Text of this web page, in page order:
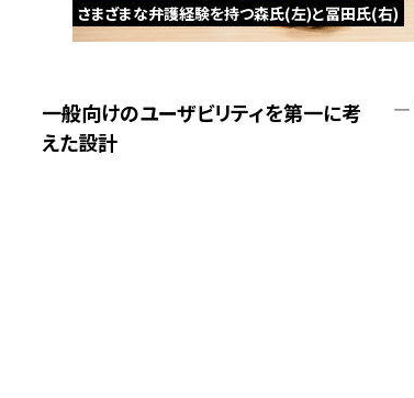
さまざまな弁護経験を持つ森氏(左)と冨田氏(右)
一般向けのユーザビリティを第一に考
えた設計